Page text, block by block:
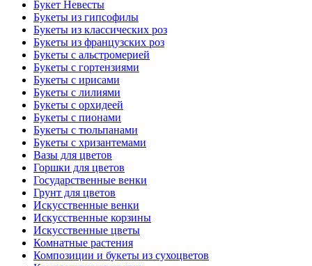
Букет Невесты
Букеты из гипсофилы
Букеты из классических роз
Букеты из французских роз
Букеты с альстромерией
Букеты с гортензиями
Букеты с ирисами
Букеты с лилиями
Букеты с орхидеей
Букеты с пионами
Букеты с тюльпанами
Букеты с хризантемами
Вазы для цветов
Горшки для цветов
Государственные венки
Грунт для цветов
Искусственные венки
Искусственные корзины
Искусственные цветы
Комнатные растения
Композиции и букеты из сухоцветов